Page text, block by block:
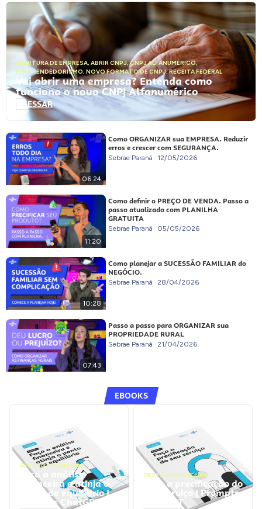
ABERTURA DE EMPRESA, ABRIR CNPJ,CNPJ ALFANUMÉRICO,
EMPREENDEDORISMO, NOVO FORMATO DE CNPJ,RECEITA FEDERAL
Vai abrir uma empresa? Entenda como
funciona o novo CNPJ Alfanumérico
ACESSAR
06:24
Como ORGANIZAR sua EMPRESA. Reduzir
erros e crescer com SEGURANÇA.
Sebrae Paraná 12/05/2026
11:20
Como definir o PREÇO DE VENDA. Passo a
passo atualizado com PLANILHA
GRATUITA
Sebrae Paraná 05/05/2026
10:28
Como planejar a SUCESSÃO FAMILIAR do
NEGÓCIO.
Sebrae Paraná 28/04/2026
07:43
Passo a passo para ORGANIZAR sua
PROPRIEDADE RURAL
Sebrae Paraná 21/04/2026
EBOOKS
GESTÃO FINANCEIRA
Faça a análise
financeira e atinja o
ponto de equilíbrio |
Prompts ChatGPT
GESTÃO FINANCEIRA
Faça a precificação do
seu serviço | Prompts
ChatGPT